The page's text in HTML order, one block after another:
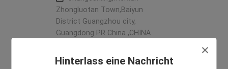
Hinterlass eine Nachricht
Zhongluotan Town,Baiyun
District Guangzhou city,
Guangdong PR China ,CHINA
Überprüfter Lieferant